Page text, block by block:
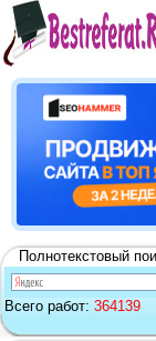
Полнотекстовый
Всего работ: 364139